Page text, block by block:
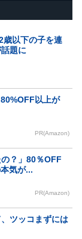
以下の子を連
題に
以上が
PR(Amazon)
の？」80％OFF
気が...
PR(Amazon)
ツッコまずには